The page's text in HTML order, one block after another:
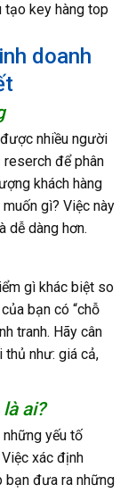
tạo key hàng top
doanh
nhiều người
reserch để phân
khách hàng
gì? Việc này
dễ dàng hơn.
gì khác biệt so
bạn có “chỗ
tranh. Hãy cân
như: giá cả,
ai?
yếu tố
xác định
bạn đưa ra những